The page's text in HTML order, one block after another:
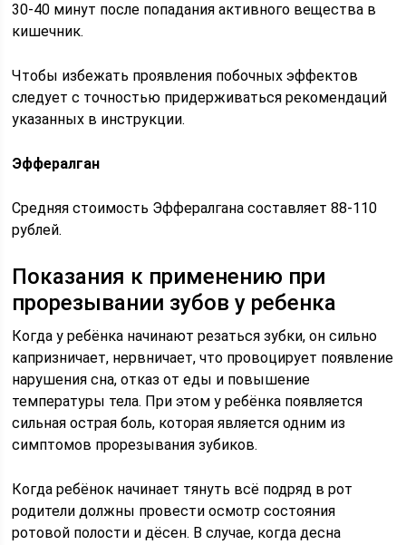
30-40 минут после попадания активного вещества в
кишечник.
Чтобы избежать проявления побочных эффектов
следует с точностью придерживаться рекомендаций
указанных в инструкции.
Эффералган
Средняя стоимость Эффералгана составляет 88-110
рублей.
Показания к применению при
прорезывании зубов у ребенка
Когда у ребёнка начинают резаться зубки, он сильно
капризничает, нервничает, что провоцирует появление
нарушения сна, отказ от еды и повышение
температуры тела. При этом у ребёнка появляется
сильная острая боль, которая является одним из
симптомов прорезывания зубиков.
Когда ребёнок начинает тянуть всё подряд в рот
родители должны провести осмотр состояния
ротовой полости и дёсен. В случае, когда десна